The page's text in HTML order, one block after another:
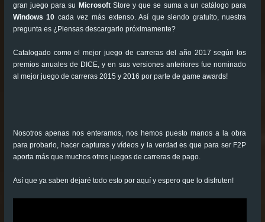
gran juego para su Microsoft Store y que se suma a un catálogo para
Windows 10 cada vez más extenso. Así que siendo gratuito, nuestra
pregunta es ¿Piensas descargarlo próximamente?
Catalogado como el mejor juego de carreras del año 2017 según los
premios anuales de DICE, y en sus versiones anteriores fue nominado
al mejor juego de carreras 2015 y 2016 por parte de game awards!
Nosotros apenas nos enteramos, nos hemos puesto manos a la obra
para probarlo, hacer capturas y vídeos y la verdad es que para ser F2P
aporta más que muchos otros juegos de carreras de pago.
Así que ya saben dejaré todo esto por aquí y espero que lo disfruten!